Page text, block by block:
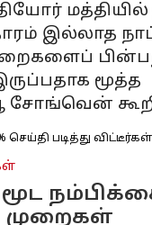
மத்தியில்
இல்லாத
மூத்த
சோங்வென்
செய்தி படித்து விட்டீர்கள்
முறைகள்